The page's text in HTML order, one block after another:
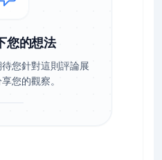
您的想法
您針對這則評論展
您的觀察。